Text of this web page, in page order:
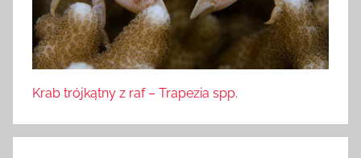
Krab trójkątny z raf – Trapezia spp.